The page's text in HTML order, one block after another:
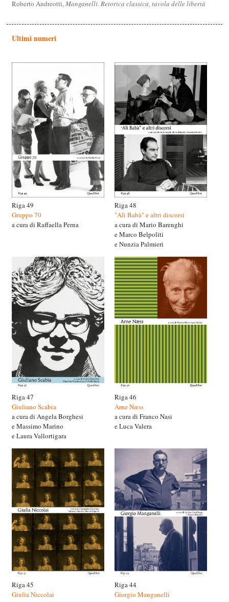
Roberto Andreotti,Manganelli. Retorica classica, tavola delle libertà
Ultimi numeri
Riga 49
Gruppo 70
a cura di Raffaella Perna
Riga 48
"Alì Babà" e altri discorsi
a cura di Mario Barenghi
e Marco Belpoliti
e Nunzia Palmieri
Riga 47
Giuliano Scabia
a cura di Angela Borghesi
e Massimo Marino
e Laura Vallortigara
Riga 46
Arne Næss
a cura di Franco Nasi
e Luca Valera
Riga 45
Giulia Niccolai
Riga 44
Giorgio Manganelli